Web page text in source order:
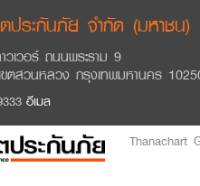
ประกันภัย จำกัด (มหาชน)
วเวอร์ ถนนพระราม 9
ตสวนหลวง กรุงเทพมหานคร
อีเมล
Thanachart